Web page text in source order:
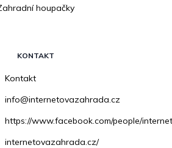
houpačky
KONTAKT
Kontakt
info@internetovazahrada.cz
https://www.facebook.com/people/
internetovazahrada.cz/